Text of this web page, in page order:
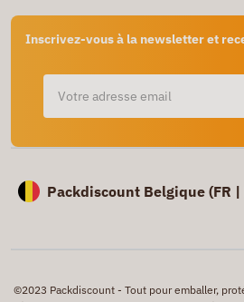
Inscrivez-vous à la newsletter et
Packdiscount Belgique (FR |
©2023 Packdiscount - Tout pour emballer,